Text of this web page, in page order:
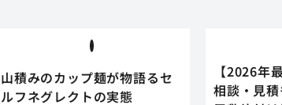
山積みのカップ麺が物語るセ
ルフネグレクトの実態
【2026年
相談・見